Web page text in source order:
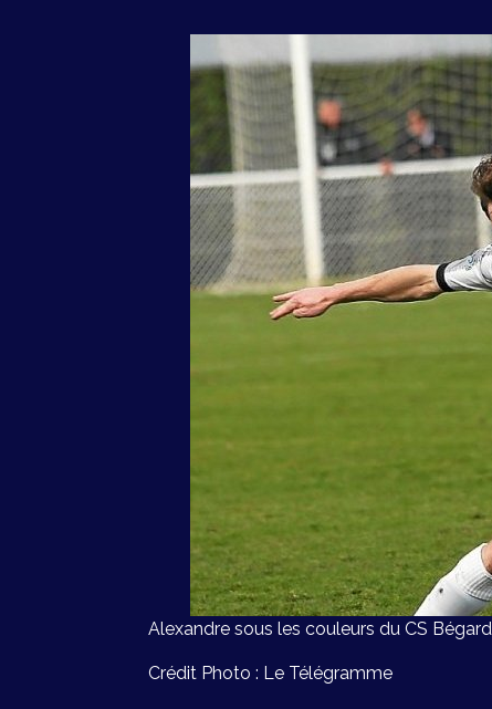
Alexandre sous les couleurs du CS Bégard
Crédit Photo : Le Télégramme